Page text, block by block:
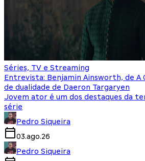
Séries, TV e Streaming
Entrevista: Benjamin Ainsworth, de A
de dualidade de Daeron Targaryen
Jovem ator é um dos destaques da
série
Pedro Siqueira
03.ago.26
Pedro Siqueira